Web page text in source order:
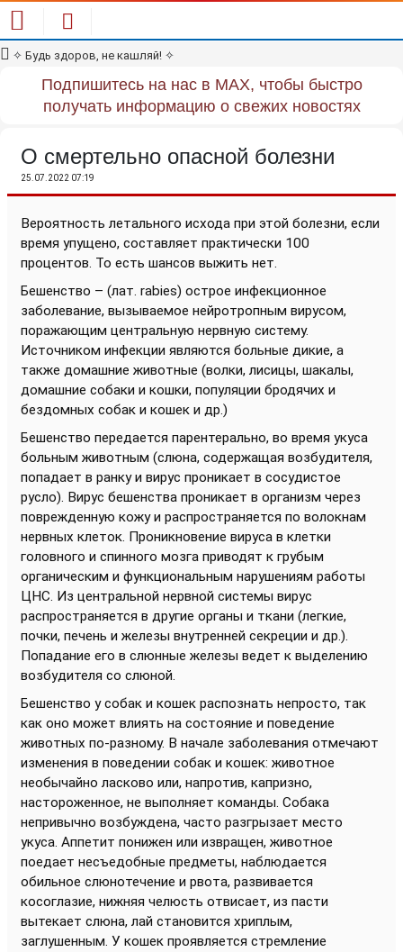
✧ Будь здоров, не кашляй! ✧
Подпишитесь на нас в MAX, чтобы быстро
получать информацию о свежих новостях
О смертельно опасной болезни
25.07.2022 07:19
Вероятность летального исхода при этой болезни, если
время упущено, составляет практически 100
процентов. То есть шансов выжить нет.
Бешенство – (лат. rabies) острое инфекционное
заболевание, вызываемое нейротропным вирусом,
поражающим центральную нервную систему.
Источником инфекции являются больные дикие, а
также домашние животные (волки, лисицы, шакалы,
домашние собаки и кошки, популяции бродячих и
бездомных собак и кошек и др.)
Бешенство передается парентерально, во время укуса
больным животным (слюна, содержащая возбудителя,
попадает в ранку и вирус проникает в сосудистое
русло). Вирус бешенства проникает в организм через
поврежденную кожу и распространяется по волокнам
нервных клеток. Проникновение вируса в клетки
головного и спинного мозга приводят к грубым
органическим и функциональным нарушениям работы
ЦНС. Из центральной нервной системы вирус
распространяется в другие органы и ткани (легкие,
почки, печень и железы внутренней секреции и др.).
Попадание его в слюнные железы ведет к выделению
возбудителя со слюной.
Бешенство у собак и кошек распознать непросто, так
как оно может влиять на состояние и поведение
животных по-разному. В начале заболевания отмечают
изменения в поведении собак и кошек: животное
необычайно ласково или, напротив, капризно,
настороженное, не выполняет команды. Собака
непривычно возбуждена, часто разгрызает место
укуса. Аппетит понижен или извращен, животное
поедает несъедобные предметы, наблюдается
обильное слюнотечение и рвота, развивается
косоглазие, нижняя челюсть отвисает, из пасти
вытекает слюна, лай становится хриплым,
заглушенным. У кошек проявляется стремление